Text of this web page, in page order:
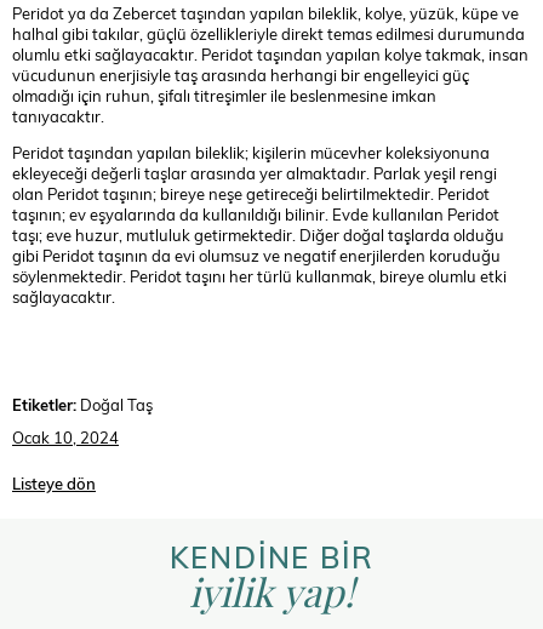
Peridot ya da Zebercet taşından yapılan bileklik, kolye, yüzük, küpe ve
halhal gibi takılar, güçlü özellikleriyle direkt temas edilmesi durumunda
olumlu etki sağlayacaktır. Peridot taşından yapılan kolye takmak, insan
vücudunun enerjisiyle taş arasında herhangi bir engelleyici güç
olmadığı için ruhun, şifalı titreşimler ile beslenmesine imkan
tanıyacaktır.
Peridot taşından yapılan bileklik; kişilerin mücevher koleksiyonuna
ekleyeceği değerli taşlar arasında yer almaktadır. Parlak yeşil rengi
olan Peridot taşının; bireye neşe getireceği belirtilmektedir. Peridot
taşının; ev eşyalarında da kullanıldığı bilinir. Evde kullanılan Peridot
taşı; eve huzur, mutluluk getirmektedir. Diğer doğal taşlarda olduğu
gibi Peridot taşının da evi olumsuz ve negatif enerjilerden koruduğu
söylenmektedir. Peridot taşını her türlü kullanmak, bireye olumlu etki
sağlayacaktır.
Etiketler: Doğal Taş
Ocak 10, 2024
Listeye dön
KENDİNE BİR
iyilik yap!